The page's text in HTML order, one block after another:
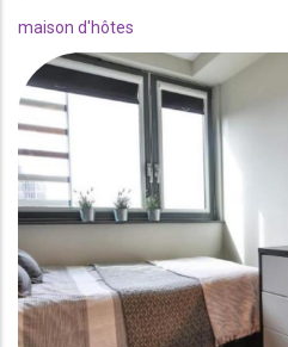
maison d'hôtes